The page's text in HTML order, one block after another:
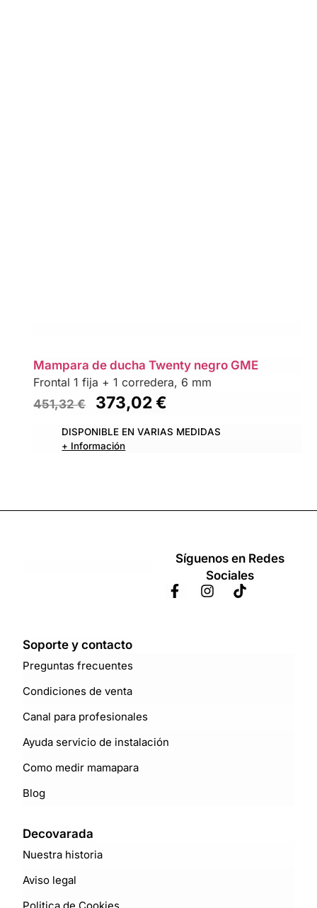
Mampara de ducha Twenty negro GME
Frontal 1 fija + 1 corredera, 6 mm
451,32€ 373,02€
DISPONIBLE EN VARIAS MEDIDAS
+ Información
Síguenos en Redes
Sociales
Soporte y contacto
Preguntas frecuentes
Condiciones de venta
Canal para profesionales
Ayuda servicio de instalación
Como medir mamapara
Blog
Decovarada
Nuestra historia
Aviso legal